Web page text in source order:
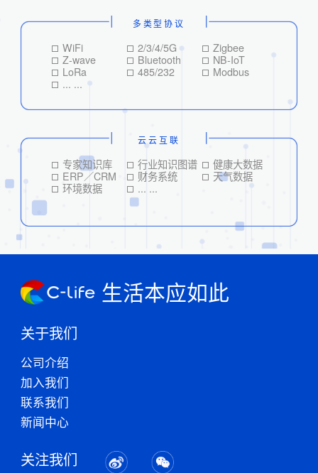
多类型协议
WiFi 2/3/4/5G
Zigbee
Z-wave
Bluetooth
NB-IoT
LoRa
485/232
Modbus
... ...
云云互联
专家知识库 行业知识图谱
健康大数据
ERP／CRM
财务系统
天气数据
环境数据
... ...
生活本应如此
关于我们
公司介绍
加入我们
联系我们
新闻中心
关注我们